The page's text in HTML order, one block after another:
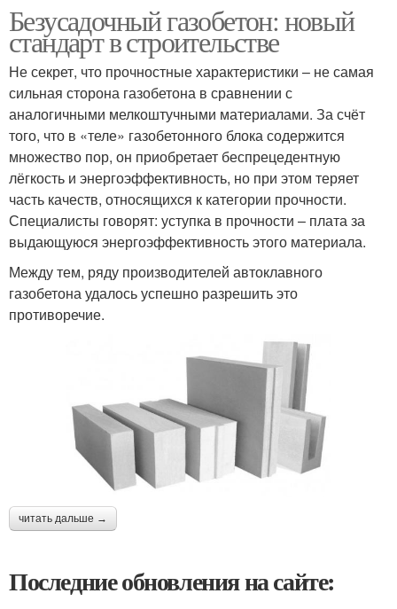
Безусадочный газобетон: новый
стандарт в строительстве
Не секрет, что прочностные характеристики – не самая
сильная сторона газобетона в сравнении с
аналогичными мелкоштучными материалами. За счёт
того, что в «теле» газобетонного блока содержится
множество пор, он приобретает беспрецедентную
лёгкость и энергоэффективность, но при этом теряет
часть качеств, относящихся к категории прочности.
Специалисты говорят: уступка в прочности – плата за
выдающуюся энергоэффективность этого материала.
Между тем, ряду производителей автоклавного
газобетона удалось успешно разрешить это
противоречие.
читать дальше →
Последние обновления на сайте: